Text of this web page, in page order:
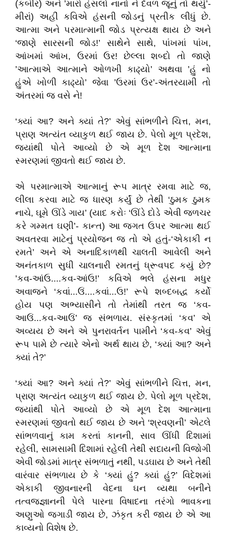
(કબીર) અને ’મારો હંસલો નાનો ને દેવળ જૂનું તો થયું’-
મીરાં) અહીં કવિએ હંસની જોડનું પ્રતીક લીધું છે.
આત્મા અને પરમાત્માની જોડ પ્રત્યક્ષ થાય છે અને
‘જાણે સારસની જોડ!’ સાથેને સાથે, પાંખમાં પાંખ,
આંખમાં આંખ, ઉરમાં ઉર! છેલ્લા શબ્દો તો જાણે
’આત્માએ આત્માને ઓળખી કાઢ્‌યો’ અથવા ’હું નો
હુંએ ખોળી કાઢ્‌યો’ જેવા ’ઉરમાં ઉર’-અંતરયામી તો
અંતરમાં જ વસે ને!
‘ક્યાં આ? અને ક્યાં તે?’ એવું સાંભળીને ચિત્ત, મન,
પ્રાણ અત્યંત વ્યાકુળ થઈ જાય છે. પેલો મૂળ પ્રદેશ,
જ્યાંથી પોતે આવ્યો છે એ મૂળ દેશ આત્માના
સ્મરણમાં જીવતો થઈ જાય છે.
એ પરમાત્માએ આત્માનું રૂપ માત્ર રમવા માટે જ,
લીલા કરવા માટે જ ધારણ કર્યું છે તેથી ‘ઠુમક ઠુમક
નાચે, ઘૂમે ઊંડે ગાય’ (યાદ કરોઃ ‘ઊંડે દોડે એવી જળચર
કરે ગમ્મત ઘણી’- કાન્ત) આ જગત ઉપર આત્મા થઈ
અવતરવા માટેનું પ્રયોજન જ તો એ હતું-‘એકાકી ન
રમતે’ અને એ અનાદિકાળથી ચાલતી આવેલી અને
અનંતકાળ સુધી ચાલનારી રમતનું ધ્રૂવપદ કયું છે?
’કવ-આંઉ....કવ-આંઉ!’ કવિએ ભલે હંસના મધુર
અવાજને ‘કવાં...ઉં....કવાં...ઉ!’ રૂપે શબ્દબદ્ધ કર્યો
હોય પણ અભ્યાસીને તો તેમાંથી તરત જ ‘કવ-
આઉં...કવ-આઉં’ જ સંભળાય. સંસ્કૃતમાં ‘કવ’ એ
અવ્યય છે અને એ પુનરાવર્તન પામીને ‘કવ-કવ’ એવું
રૂપ પામે છે ત્યારે એનો અર્થ થાય છે, ‘ક્યાં આ? અને
ક્યાં તે?’
‘ક્યાં આ? અને ક્યાં તે?’ એવું સાંભળીને ચિત્ત, મન,
પ્રાણ અત્યંત વ્યાકુળ થઈ જાય છે. પેલો મૂળ પ્રદેશ,
જ્યાંથી પોતે આવ્યો છે એ મૂળ દેશ આત્માના
સ્મરણમાં જીવતો થઈ જાય છે અને ‘શ્રવણની’ એટલે
સાંભળવાનું કામ કરતાં કાનની, સાવ ઊંંધી દિશામાં
રહેલી, સામસામી દિશામાં રહેલી તેથી સદાયની વિજોગી
એવી જોડમાં માત્ર સંભળાતું નથી, પડઘાય છે અને તેથી
વારંવાર સંભળાય છે કે ‘ક્યાં હું? ક્યાં હું?’ વિદેશમાં
એકાકી જીવનારની વેદના ઘન વ્યથા બનીને
તત્વજ્જ્ઞાનની પેલે પારના વિષાદના તરંગો ભાવકના
અણુઓ જગાડી જાય છે, ઝંકૃત કરી જાય છે એ આ
કાવ્યનો વિશેષ છે.